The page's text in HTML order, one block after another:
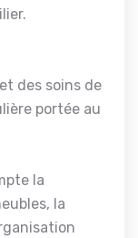
des soins de
portée au
la
la